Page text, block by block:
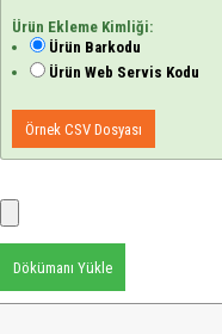
Ürün Ekleme Kimliği:
Ürün Barkodu
Ürün Web Servis Kodu
Örnek CSV Dosyası
Dökümanı Yükle